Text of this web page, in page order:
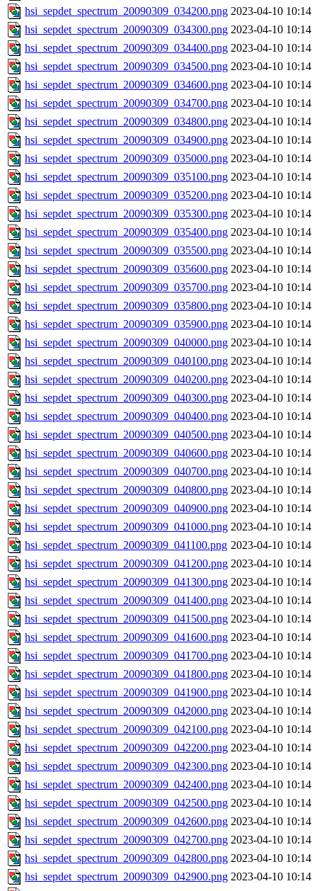
hsi_sepdet_spectrum_20090309_034200.png 2023-04-10 10:14
hsi_sepdet_spectrum_20090309_034300.png 2023-04-10 10:14
hsi_sepdet_spectrum_20090309_034400.png 2023-04-10 10:14
hsi_sepdet_spectrum_20090309_034500.png 2023-04-10 10:14
hsi_sepdet_spectrum_20090309_034600.png 2023-04-10 10:14
hsi_sepdet_spectrum_20090309_034700.png 2023-04-10 10:14
hsi_sepdet_spectrum_20090309_034800.png 2023-04-10 10:14
hsi_sepdet_spectrum_20090309_034900.png 2023-04-10 10:14
hsi_sepdet_spectrum_20090309_035000.png 2023-04-10 10:14
hsi_sepdet_spectrum_20090309_035100.png 2023-04-10 10:14
hsi_sepdet_spectrum_20090309_035200.png 2023-04-10 10:14
hsi_sepdet_spectrum_20090309_035300.png 2023-04-10 10:14
hsi_sepdet_spectrum_20090309_035400.png 2023-04-10 10:14
hsi_sepdet_spectrum_20090309_035500.png 2023-04-10 10:14
hsi_sepdet_spectrum_20090309_035600.png 2023-04-10 10:14
hsi_sepdet_spectrum_20090309_035700.png 2023-04-10 10:14
hsi_sepdet_spectrum_20090309_035800.png 2023-04-10 10:14
hsi_sepdet_spectrum_20090309_035900.png 2023-04-10 10:14
hsi_sepdet_spectrum_20090309_040000.png 2023-04-10 10:14
hsi_sepdet_spectrum_20090309_040100.png 2023-04-10 10:14
hsi_sepdet_spectrum_20090309_040200.png 2023-04-10 10:14
hsi_sepdet_spectrum_20090309_040300.png 2023-04-10 10:14
hsi_sepdet_spectrum_20090309_040400.png 2023-04-10 10:14
hsi_sepdet_spectrum_20090309_040500.png 2023-04-10 10:14
hsi_sepdet_spectrum_20090309_040600.png 2023-04-10 10:14
hsi_sepdet_spectrum_20090309_040700.png 2023-04-10 10:14
hsi_sepdet_spectrum_20090309_040800.png 2023-04-10 10:14
hsi_sepdet_spectrum_20090309_040900.png 2023-04-10 10:14
hsi_sepdet_spectrum_20090309_041000.png 2023-04-10 10:14
hsi_sepdet_spectrum_20090309_041100.png 2023-04-10 10:14
hsi_sepdet_spectrum_20090309_041200.png 2023-04-10 10:14
hsi_sepdet_spectrum_20090309_041300.png 2023-04-10 10:14
hsi_sepdet_spectrum_20090309_041400.png 2023-04-10 10:14
hsi_sepdet_spectrum_20090309_041500.png 2023-04-10 10:14
hsi_sepdet_spectrum_20090309_041600.png 2023-04-10 10:14
hsi_sepdet_spectrum_20090309_041700.png 2023-04-10 10:14
hsi_sepdet_spectrum_20090309_041800.png 2023-04-10 10:14
hsi_sepdet_spectrum_20090309_041900.png 2023-04-10 10:14
hsi_sepdet_spectrum_20090309_042000.png 2023-04-10 10:14
hsi_sepdet_spectrum_20090309_042100.png 2023-04-10 10:14
hsi_sepdet_spectrum_20090309_042200.png 2023-04-10 10:14
hsi_sepdet_spectrum_20090309_042300.png 2023-04-10 10:14
hsi_sepdet_spectrum_20090309_042400.png 2023-04-10 10:14
hsi_sepdet_spectrum_20090309_042500.png 2023-04-10 10:14
hsi_sepdet_spectrum_20090309_042600.png 2023-04-10 10:14
hsi_sepdet_spectrum_20090309_042700.png 2023-04-10 10:14
hsi_sepdet_spectrum_20090309_042800.png 2023-04-10 10:14
hsi_sepdet_spectrum_20090309_042900.png 2023-04-10 10:14